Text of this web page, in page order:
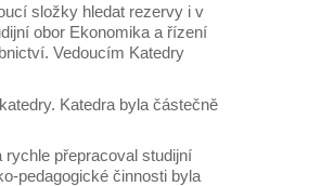
složky hledat rezervy i v
obor Ekonomika a řízení
Vedoucím Katedry
Katedra byla částečně
přepracoval studijní
pedagogické činnosti byla